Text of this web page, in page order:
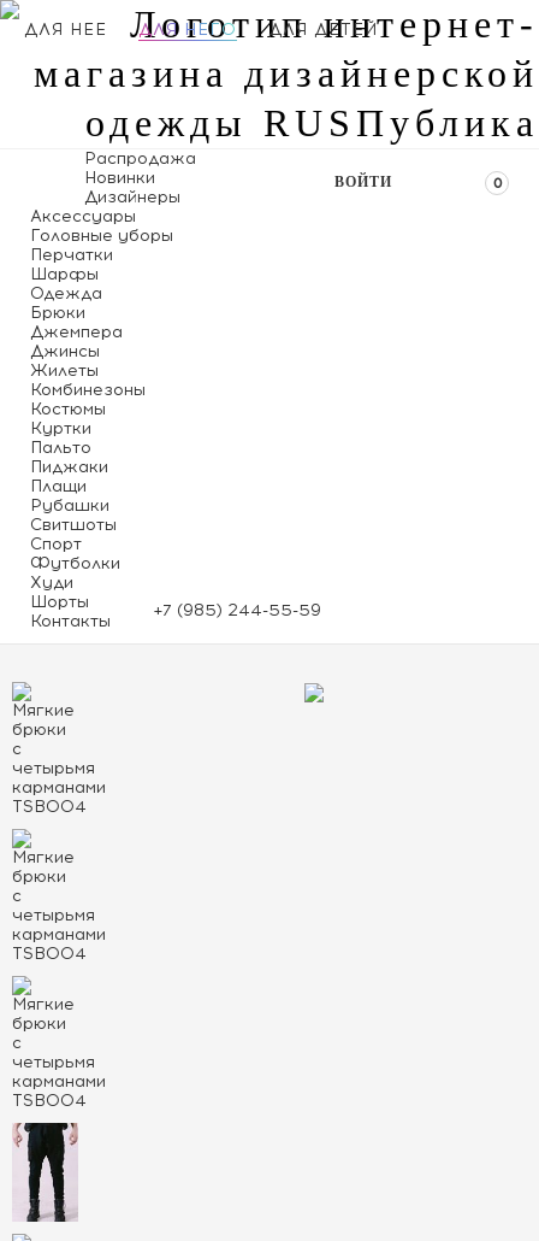
ДЛЯ НЕЕ ДЛЯ НЕГО ДЛЯ ДЕТЕЙ
0
ВОЙТИ
+7 (985) 244-55-59
Распродажа
Новинки
Дизайнеры
Аксессуары
Головные уборы
Перчатки
Шарфы
Одежда
Брюки
Джемпера
Джинсы
Жилеты
Комбинезоны
Костюмы
Куртки
Пальто
Пиджаки
Плащи
Рубашки
Свитшоты
Спорт
Футболки
Худи
Шорты
Контакты